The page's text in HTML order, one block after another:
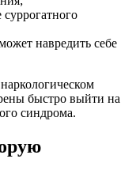
суррогатного
навредить себе
быстро выйти на
синдрома.